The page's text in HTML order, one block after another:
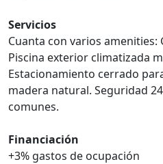
Servicios
Cuanta con varios amenities:
Piscina exterior climatizada
Estacionamiento cerrado
madera natural. Seguridad
comunes.
Financiación
+3% gastos de ocupación